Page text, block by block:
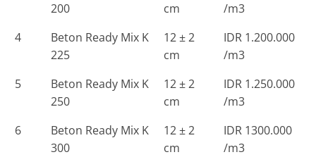
200
cm
/m3
4
Beton Ready Mix K
225
12 ± 2
cm
IDR 1.200.000
/m3
5
Beton Ready Mix K
250
12 ± 2
cm
IDR 1.250.000
/m3
6
Beton Ready Mix K
300
12 ± 2
cm
IDR 1300.000
/m3